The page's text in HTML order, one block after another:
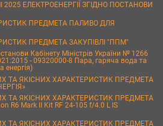
ЕЛЕКТРОЕНЕРГІЇ ЗГІДНО ПОСТАНОВИ
ПРЕДМЕТА ПАЛИВО ДЛЯ
ПРЕДМЕТА ЗАКУПІВЛІ "ППМ"
Кабінету Міністрів України № 1266
- 09320000-8 Пара, гаряча вода та
енергія)
ТА ЯКІСНИХ ХАРАКТЕРИСТИК ПРЕДМЕТА
ТА ЯКІСНИХ ХАРАКТЕРИСТИК ПРЕДМЕТА
R6 Mark II Kit RF 24-105 f/4.0 L IS
ТА ЯКІСНИХ ХАРАКТЕРИСТИК ПРЕДМЕТА